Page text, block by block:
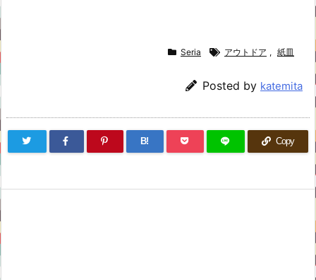
Seria アウトドア , 紙皿
Posted by katemita
B! Copy